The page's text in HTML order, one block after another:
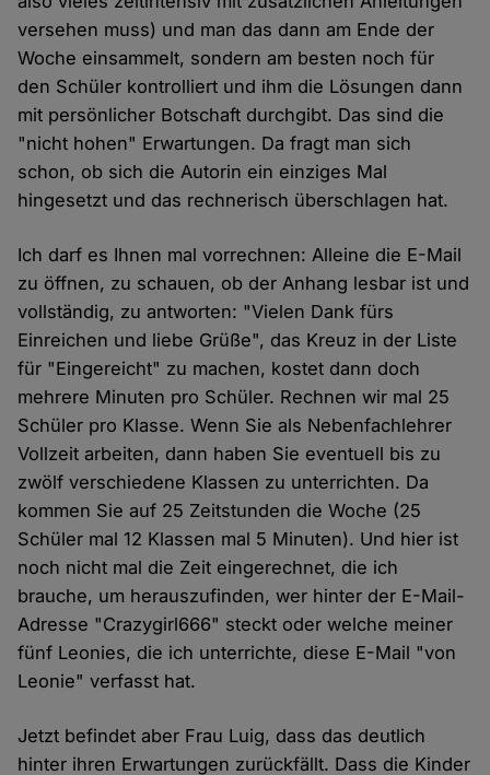
versehen muss) und man das dann am Ende der
Woche einsammelt, sondern am besten noch für
den Schüler kontrolliert und ihm die Lösungen dann
mit persönlicher Botschaft durchgibt. Das sind die
"nicht hohen" Erwartungen. Da fragt man sich
schon, ob sich die Autorin ein einziges Mal
hingesetzt und das rechnerisch überschlagen hat.
Ich darf es Ihnen mal vorrechnen: Alleine die E-Mail
zu öffnen, zu schauen, ob der Anhang lesbar ist und
vollständig, zu antworten: "Vielen Dank fürs
Einreichen und liebe Grüße", das Kreuz in der Liste
für "Eingereicht" zu machen, kostet dann doch
mehrere Minuten pro Schüler. Rechnen wir mal 25
Schüler pro Klasse. Wenn Sie als Nebenfachlehrer
Vollzeit arbeiten, dann haben Sie eventuell bis zu
zwölf verschiedene Klassen zu unterrichten. Da
kommen Sie auf 25 Zeitstunden die Woche (25
Schüler mal 12 Klassen mal 5 Minuten). Und hier ist
noch nicht mal die Zeit eingerechnet, die ich
brauche, um herauszufinden, wer hinter der E-Mail-
Adresse "Crazygirl666" steckt oder welche meiner
fünf Leonies, die ich unterrichte, diese E-Mail "von
Leonie" verfasst hat.
Jetzt befindet aber Frau Luig, dass das deutlich
hinter ihren Erwartungen zurückfällt. Dass die Kinder